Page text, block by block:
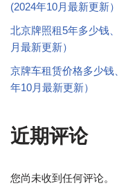
(2024年10月最新更新）
北京牌照租5年多少钱
月最新更新）
京牌车租赁价格多少钱
年10月最新更新）
近期评论
您尚未收到任何评论。